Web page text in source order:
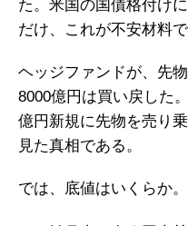
た。米国の国債格付け
だけ、これが不安材料で
ヘッジファンドが、先
8000億円は買い戻した
億円新規に先物を売り
見た真相である。
では、底値はいくらか。